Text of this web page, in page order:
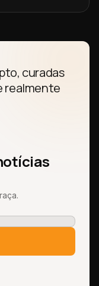
curadas
realmente